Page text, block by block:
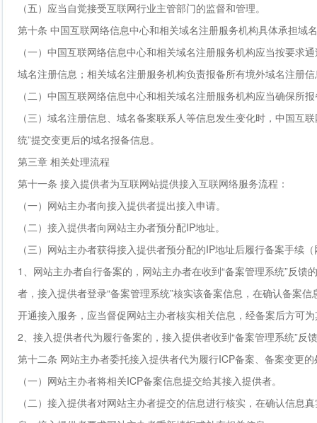
（五）应当自觉接受互联网行业主管部门的监督和管理。
第十条 中国互联网络信息中心和相关域名注册服务机构具体承担域
（一）中国互联网络信息中心和相关域名注册服务机构应当按要求
域名注册信息；相关域名注册服务机构负责报备所有境外域名注册
（二）中国互联网络信息中心和相关域名注册服务机构应当确保所
（三）域名注册信息、域名备案联系人等信息发生变化时，中国互
统”提交变更后的域名报备信息。
第三章 相关处理流程
第十一条 接入提供者为互联网站提供接入互联网络服务流程：
（一）网站主办者向接入提供者提出接入申请。
（二）接入提供者向网站主办者预分配IP地址。
（三）网站主办者获得接入提供者预分配的IP地址后履行备案手续
1、网站主办者自行备案的，网站主办者在收到“备案管理系统”反
者，接入提供者登录“备案管理系统”核实该备案信息，在确认备案
开通接入服务，应当督促网站主办者核实相关信息，经备案后方可
2、接入提供者代为履行备案的，接入提供者收到“备案管理系统”反
第十二条 网站主办者委托接入提供者代为履行ICP备案、备案变更
（一）网站主办者将相关ICP备案信息提交给其接入提供者。
（二）接入提供者对网站主办者提交的信息进行核实，在确认信息